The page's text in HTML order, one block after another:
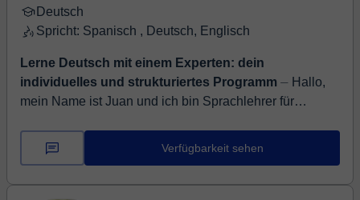
Deutsch
Spricht: Spanisch , Deutsch, Englisch
Lerne Deutsch mit einem Experten: dein
individuelles und strukturiertes Programm ⏤ Hallo,
mein Name ist Juan und ich bin Sprachlehrer für
Prüfer für die Stufen A1–B2 des Goethe-Instit...
Verfügbarkeit sehen